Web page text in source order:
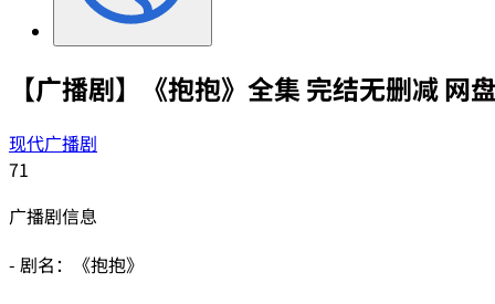
【广播剧】《抱抱》全集 完结无删减 网
现代广播剧
71
广播剧信息
- 剧名：《抱抱》